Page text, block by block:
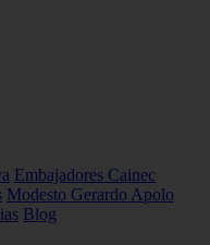
Embajadores Cainec
Modesto Gerardo Apolo
Blog